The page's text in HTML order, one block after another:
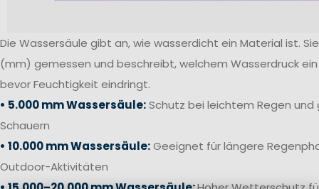
Die Wassersäule gibt an, wie wasserdicht ein Material ist.
(mm) gemessen und beschreibt, welchem Wasserdruck
bevor Feuchtigkeit eindringt.
• 5.000 mm Wassersäule:Schutz bei leichtem Regen
Schauern
• 10.000 mm Wassersäule:Geeignet für längere
Outdoor-Aktivitäten